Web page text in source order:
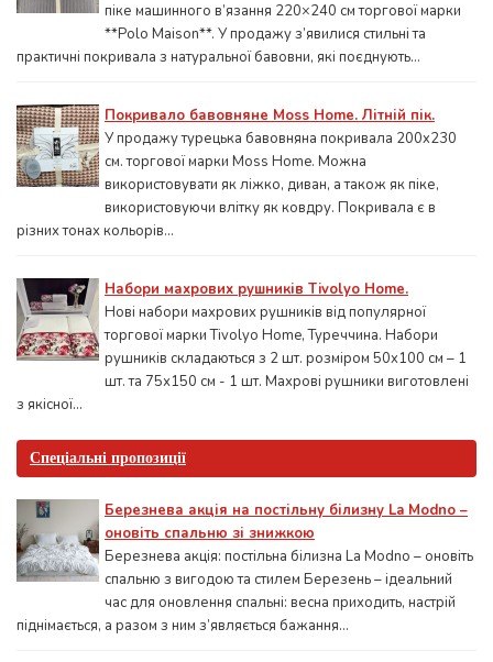
піке машинного в’язання 220×240 см торгової марки
**Polo Maison**. У продажу з’явилися стильні та
практичні покривала з натуральної бавовни, які поєднують...
Покривало бавовняне Moss Home. Літній пік.
У продажу турецька бавовняна покривала 200x230
см. торгової марки Moss Home. Можна
використовувати як ліжко, диван, а також як піке,
використовуючи влітку як ковдру. Покривала є в
різних тонах кольорів...
Набори махрових рушників Tivolyo Home.
Нові набори махрових рушників від популярної
торгової марки Tivolyo Home, Туреччина. Набори
рушників складаються з 2 шт. розміром 50x100 см – 1
шт. та 75х150 см - 1 шт. Махрові рушники виготовлені
з якісної...
Спеціальні пропозиції
Березнева акція на постільну білизну La Modno –
оновіть спальню зі знижкою
Березнева акція: постільна білизна La Modno – оновіть
спальню з вигодою та стилем Березень – ідеальний
час для оновлення спальні: весна приходить, настрій
піднімається, а разом з ним з’являється бажання...